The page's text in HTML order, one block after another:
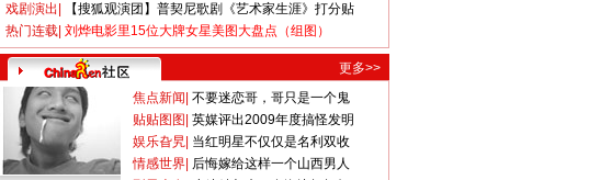
戏剧演出
【搜狐观演团】普契尼歌剧《艺术家生涯》打分贴
热门连载 刘烨电影里15位大牌女星美图大盘点（组图）
更多>>
焦点新闻 不要迷恋哥，哥只是一个鬼
贴贴图图 英媒评出2009年度搞怪发明
娱乐旮旯 当红明星不仅仅是名利双收
情感世界 后悔嫁给这样一个山西男人